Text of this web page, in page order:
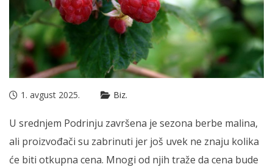
1. avgust 2025. Biz.
U srednjem Podrinju završena je sezona berbe malina,
ali proizvođači su zabrinuti jer još uvek ne znaju kolika
će biti otkupna cena. Mnogi od njih traže da cena bude